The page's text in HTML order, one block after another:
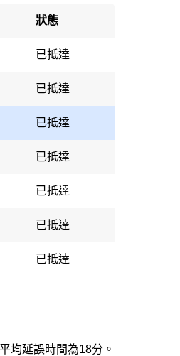
狀態
已抵達
已抵達
已抵達
已抵達
已抵達
已抵達
已抵達
均延誤時間為18分。